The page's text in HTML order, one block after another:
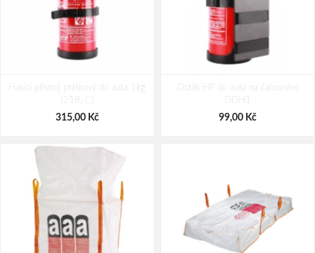
Hasicí přístroj práškový do auta 1kg
(21B, C)
315,00 Kč
Držák HP do auta na čalounění
DDH1
99,00 Kč